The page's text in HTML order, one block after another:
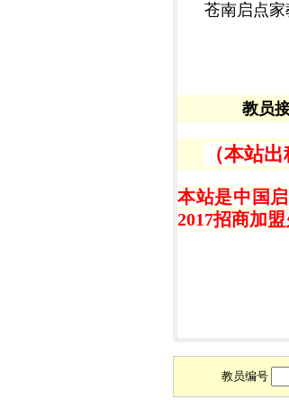
苍南启点家
教员
（本站
本站是中国
2017招商加
教员编号